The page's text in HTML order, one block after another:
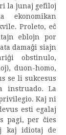
la junaj gefiloj
Proleto, eĉ
eblojn por
damaĝi siajn
obstinulo,
duon-homo,
se li sukcesus
instruado. La
Kaj ni
esti egalaj
pagi, per ĉies
kaj idiotaj de